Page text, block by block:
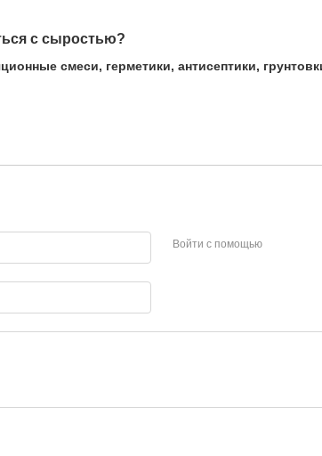
с сыростью?
смеси, герметики, антисептики,
Войти с помощью